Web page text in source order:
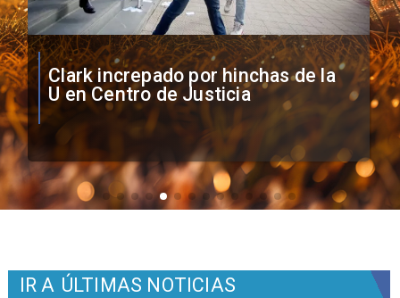
Vozinha firma contrato con Colo
Colo como nuevo arquero
IR A ÚLTIMAS NOTICIAS